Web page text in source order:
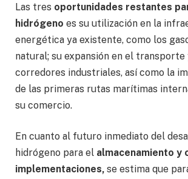
Las tres oportunidades restantes
hidrógeno es su utilización en la
energética ya existente, como los
natural; su expansión en el
corredores industriales, así como la
de las primeras rutas marítimas
su comercio.
En cuanto al futuro inmediato del
hidrógeno para el almacenamiento y
implementaciones, se estima que